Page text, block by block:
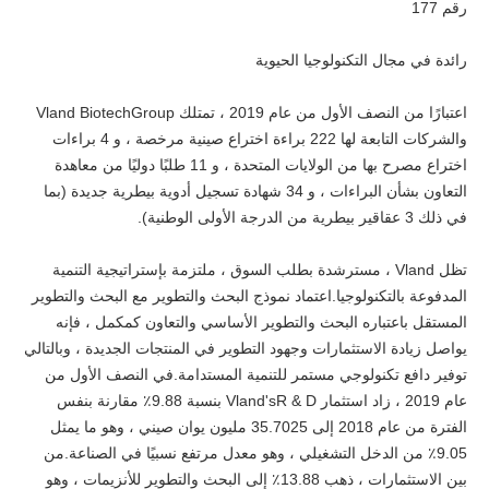
رقم 177
رائدة في مجال التكنولوجيا الحيوية
اعتبارًا من النصف الأول من عام 2019 ، تمتلك Vland BiotechGroup
والشركات التابعة لها 222 براءة اختراع صينية مرخصة ، و 4 براءات
اختراع مصرح بها من الولايات المتحدة ، و 11 طلبًا دوليًا من معاهدة
التعاون بشأن البراءات ، و 34 شهادة تسجيل أدوية بيطرية جديدة (بما
في ذلك 3 عقاقير بيطرية من الدرجة الأولى الوطنية).
تظل Vland ، مسترشدة بطلب السوق ، ملتزمة بإستراتيجية التنمية
المدفوعة بالتكنولوجيا.اعتماد نموذج البحث والتطوير مع البحث والتطوير
المستقل باعتباره البحث والتطوير الأساسي والتعاون كمكمل ، فإنه
يواصل زيادة الاستثمارات وجهود التطوير في المنتجات الجديدة ، وبالتالي
توفير دافع تكنولوجي مستمر للتنمية المستدامة.في النصف الأول من
عام 2019 ، زاد استثمار Vland'sR & D بنسبة 9.88٪ مقارنة بنفس
الفترة من عام 2018 إلى 35.7025 مليون يوان صيني ، وهو ما يمثل
9.05٪ من الدخل التشغيلي ، وهو معدل مرتفع نسبيًا في الصناعة.من
بين الاستثمارات ، ذهب 13.88٪ إلى البحث والتطوير للأنزيمات ، وهو